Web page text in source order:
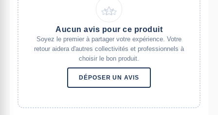
Aucun avis pour ce produit
Soyez le premier à partager votre expérience. Votre
retour aidera d'autres collectivités et professionnels à
choisir le bon produit.
DÉPOSER UN AVIS